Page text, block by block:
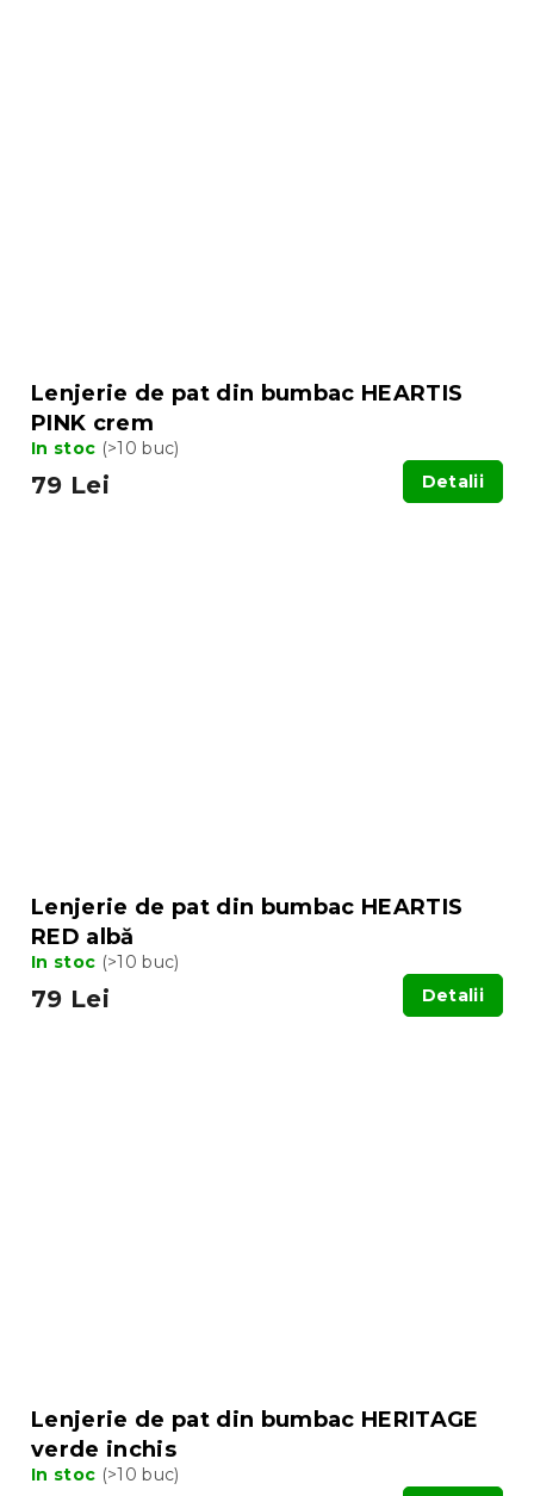
Lenjerie de pat din bumbac HEARTIS
PINK crem
In stoc (>10 buc)
79 Lei Detalii
Lenjerie de pat din bumbac HEARTIS
RED albă
In stoc (>10 buc)
79 Lei Detalii
Lenjerie de pat din bumbac HERITAGE
verde inchis
In stoc (>10 buc)